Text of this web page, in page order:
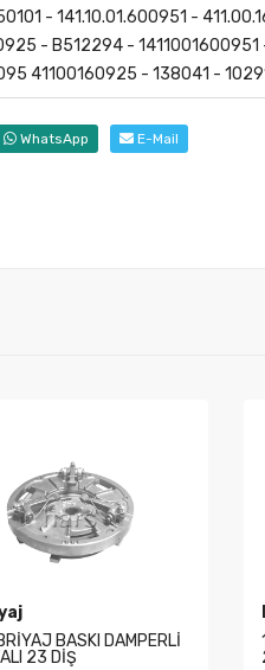
- 141.10.01.600951 -
- B512294 -
41100160925 - 138041 -
WhatsApp E-Mail
BASKI DAMPERLİ
23 DİŞ